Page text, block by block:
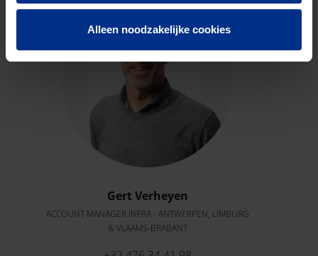
Alleen noodzakelijke cookies
Gert Verheyen
ACCOUNT MANAGER INFRA - ANTWERPEN, LIMBURG
& VLAAMS-BRABANT